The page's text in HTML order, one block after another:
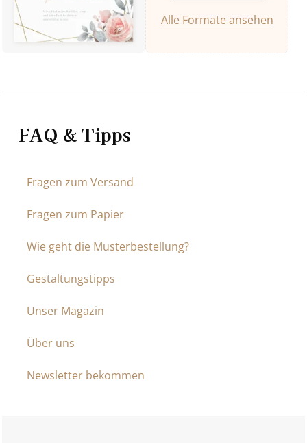
Alle Formate ansehen
FAQ & Tipps
Fragen zum Versand
Fragen zum Papier
Wie geht die Musterbestellung?
Gestaltungstipps
Unser Magazin
Über uns
Newsletter bekommen